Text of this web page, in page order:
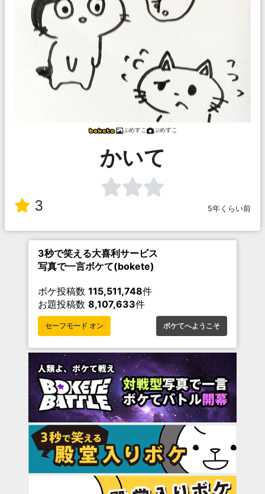
ぷめすこ ぷめすこ
かいて
3 5年くらい前
3秒で笑える大喜利サービス
写真で一言ボケて(bokete)
ボケ投稿数 115,511,748件
お題投稿数 8,107,633件
セーフモード オン ボケてへようこそ